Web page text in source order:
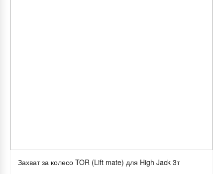
Захват за колесо TOR (Lift mate) для High Jack 3т